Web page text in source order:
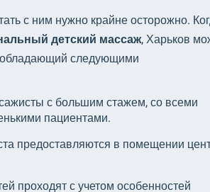
с ним нужно крайне осторожно.
детский массаж, Харьков
обладающий следующими
с большим стажем, со всеми
пациентами.
предоставляются в помещении
проходят с учетом особенностей